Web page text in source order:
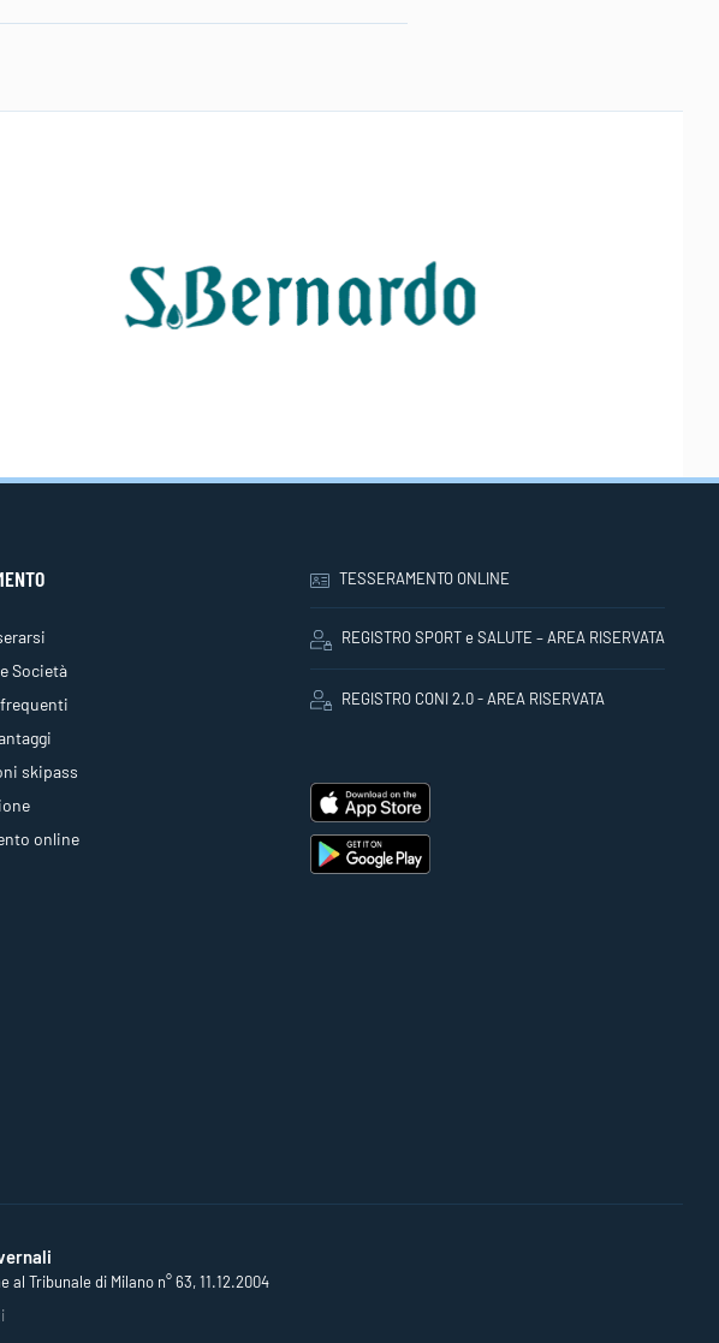
Società
skipass
online
TESSERAMENTO ONLINE
REGISTRO SPORT e SALUTE – AREA RISERVATA
REGISTRO CONI 2.0 - AREA RISERVATA
al Tribunale di Milano n° 63, 11.12.2004